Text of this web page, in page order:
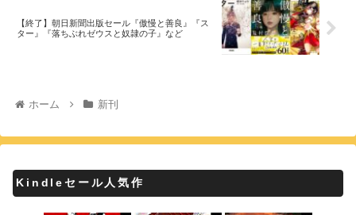
【終了】朝日新聞出版セール『傲慢と善良』『ス
ター』『落ちぶれゼウスと奴隷の子』など
ホーム 新刊
Kindleセール人気作